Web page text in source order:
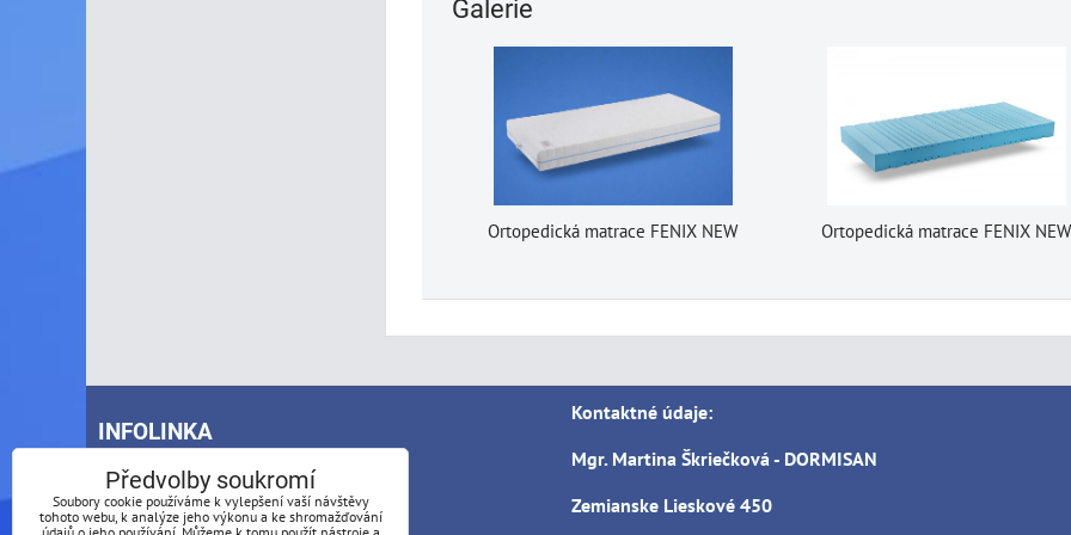
Galerie
Ortopedická matrace FENIX NEW Ortopedická matrace FENIX NEW
INFOLINKA
Telefon:
+420 773 488 769
Kontaktné údaje:
Mgr. Martina Škriečková - DORMISAN
Zemianske Lieskové 450
Předvolby soukromí
Soubory cookie používáme k vylepšení vaší návštěvy
tohoto webu, k analýze jeho výkonu a ke shromažďování